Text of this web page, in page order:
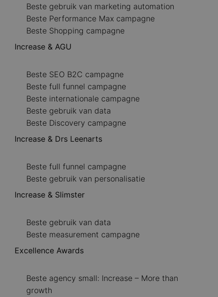
Beste gebruik van marketing automation
Beste Performance Max campagne
Beste Shopping campagne
Increase & AGU
Beste SEO B2C campagne
Beste full funnel campagne
Beste internationale campagne
Beste gebruik van data
Beste Discovery campagne
Increase & Drs Leenarts
Beste full funnel campagne
Beste gebruik van personalisatie
Increase & Slimster
Beste gebruik van data
Beste measurement campagne
Excellence Awards
Beste agency small: Increase – More than
growth